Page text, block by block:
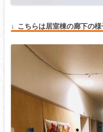
↓ こちらは居室棟の廊下の